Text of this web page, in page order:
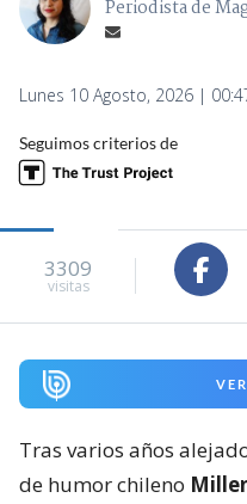
Periodista de
Lunes 10 Agosto, 2026 |
Seguimos criterios de
3309
visitas
Tras varios años
de humor chileno